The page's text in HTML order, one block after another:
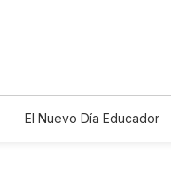
El Nuevo Día Educador